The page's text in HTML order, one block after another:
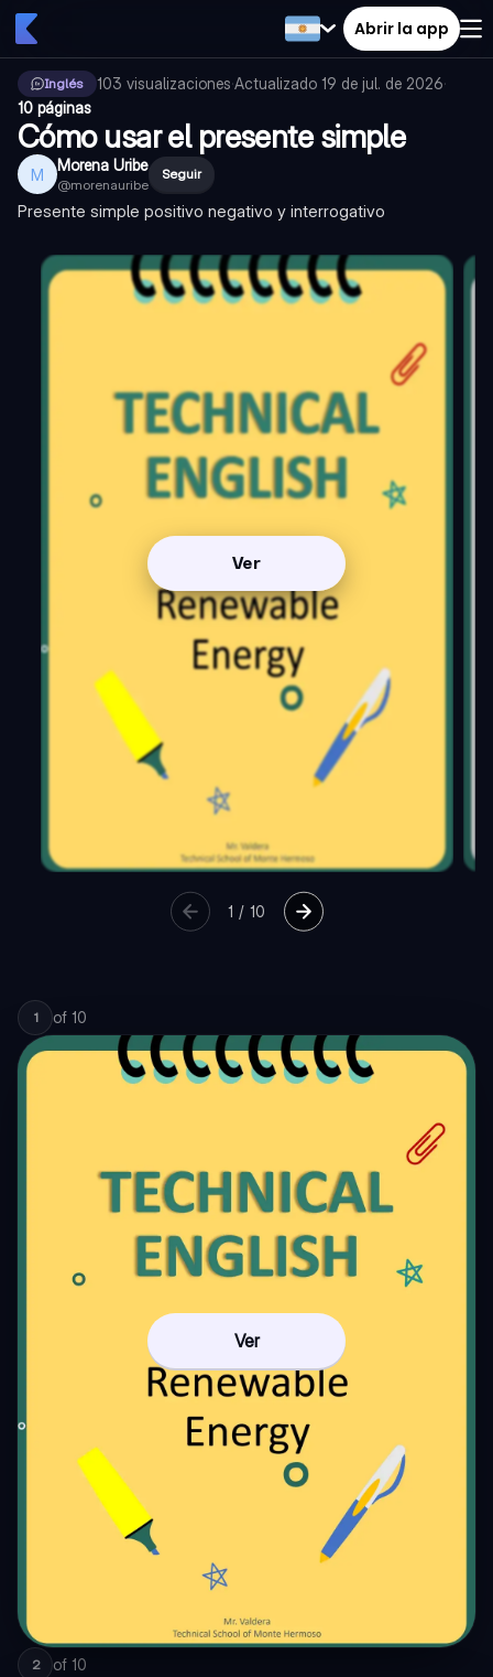
Abrir la app
Inglés 103 visualizaciones·Actualizado 19 de jul. de 2026·
10 páginas
Cómo usar el presente simple
M Morena Uribe
@morenauribe
Seguir
Presente simple positivo negativo y interrogativo
Ver
1 / 10
1 of 10
Ver
2 of 10